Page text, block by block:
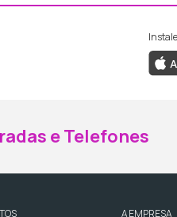
Facebook da
ao Instagram da
e Telefones
A EMPRESA